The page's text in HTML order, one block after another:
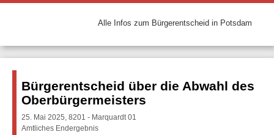
Alle Infos zum Bürgerentscheid in Potsdam
Bürgerentscheid über die Abwahl des
Oberbürgermeisters
25. Mai 2025, 8201 - Marquardt 01
Amtliches Endergebnis